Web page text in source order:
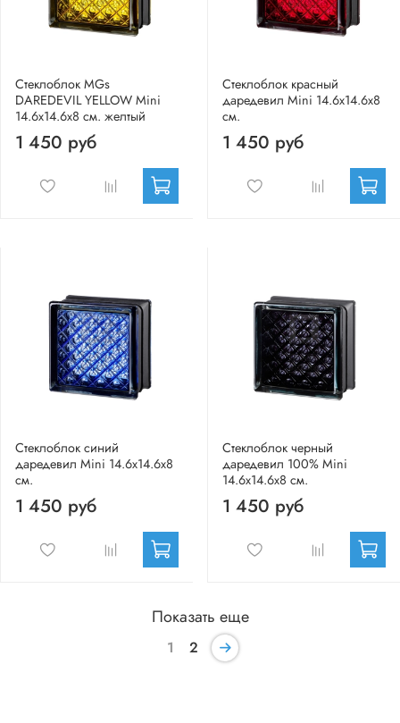
Стеклоблок MGs
DAREDEVIL YELLOW Mini
14.6x14.6x8 см. желтый
1 450 руб
Стеклоблок красный
даредевил Mini 14.6x14.6x8
см.
1 450 руб
Стеклоблок синий
даредевил Mini 14.6x14.6x8
см.
1 450 руб
Стеклоблок черный
даредевил 100% Mini
14.6x14.6x8 см.
1 450 руб
Показать еще
1 2